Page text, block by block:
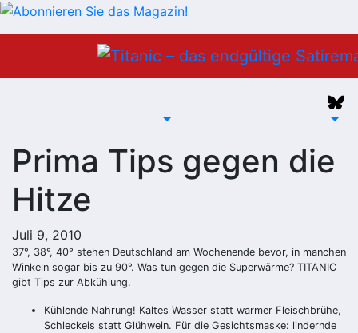
Prima Tips gegen die
Hitze
Juli 9, 2010
37°, 38°, 40° stehen Deutschland am Wochenende bevor, in manchen
Winkeln sogar bis zu 90°. Was tun gegen die Superwärme? TITANIC
gibt Tips zur Abkühlung.
Kühlende Nahrung! Kaltes Wasser statt warmer Fleischbrühe,
Schleckeis statt Glühwein. Für die Gesichtsmaske: lindernde